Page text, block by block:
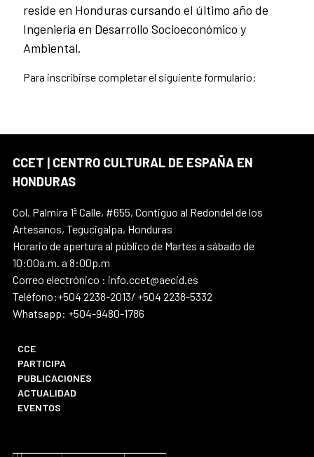
reside en Honduras cursando el último año de
Ingeniería en Desarrollo Socioeconómico y
Ambiental.
Para inscribirse completar el siguiente formulario:
CCET | CENTRO CULTURAL DE ESPAÑA EN
HONDURAS
Col. Palmira 1ª Calle, #655, Contiguo al Redondel de los
Artesanos, Tegucigalpa, Honduras
Horario de apertura al público de Martes a sábado de
10:00a.m. a 8:00p.m
Correo electrónico : info.ccet@aecid.es
Teléfono:+504 2238-2013/ +504 2238-5332
Whatsapp: +504-9480-1786
CCE
PARTICIPA
PUBLICACIONES
ACTUALIDAD
EVENTOS